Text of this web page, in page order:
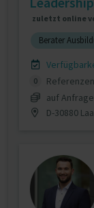
zuletzt online
Berater
0
Referenzen
auf Anfrage
D-30880